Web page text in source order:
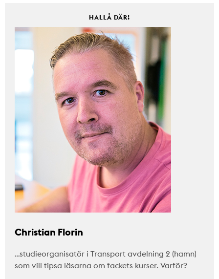
HALLÅ DÄR!
Christian Florin
…studieorganisatör i Transport avdelning 2 (hamn)
som vill tipsa läsarna om fackets kurser. Varför?